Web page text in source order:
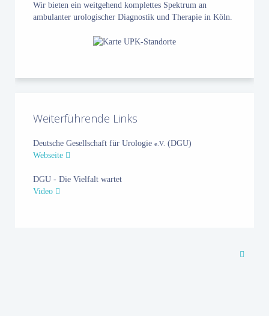
Wir bieten ein weitgehend komplettes Spektrum an
ambulanter urologischer Diagnostik und Therapie in Köln.
Weiterführende Links
Deutsche Gesellschaft für Urologie e.V. (DGU)
Webseite
DGU - Die Vielfalt wartet
Video